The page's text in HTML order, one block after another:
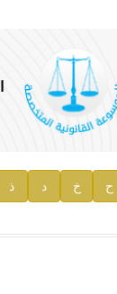
في سورية
في عام 2026
ح خ د ذ